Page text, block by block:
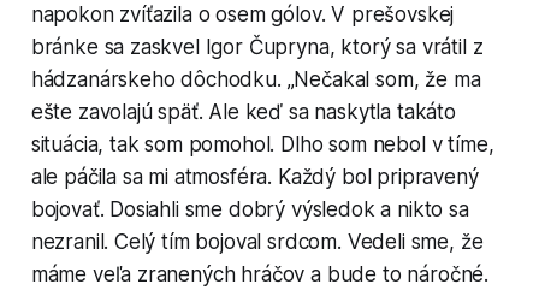
napokon zvíťazila o osem gólov. V prešovskej
bránke sa zaskvel Igor Čupryna, ktorý sa vrátil z
hádzanárskeho dôchodku. „Nečakal som, že ma
ešte zavolajú späť. Ale keď sa naskytla takáto
situácia, tak som pomohol. Dlho som nebol v tíme,
ale páčila sa mi atmosféra. Každý bol pripravený
bojovať. Dosiahli sme dobrý výsledok a nikto sa
nezranil. Celý tím bojoval srdcom. Vedeli sme, že
máme veľa zranených hráčov a bude to náročné.